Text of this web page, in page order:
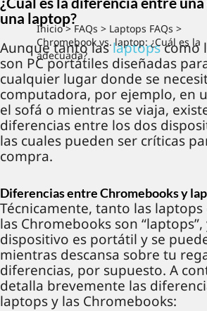
Inicio>FAQs> Laptops FAQs>
Chromebook vs. laptop: ¿Cuál es la
adecuada?
una laptop?
Aunque tanto laslaptopscomo
son PC portátiles diseñadas
cualquier lugar donde se
computadora, por ejemplo, en
el sofá o mientras se viaja,
diferencias entre los dos
las cuales pueden ser críticas
compra.
Diferencias entre Chromebooks y
Técnicamente, tanto las
las Chromebooks son
dispositivo es portátil y se
mientras descansa sobre tu
diferencias, por supuesto. A
detalla brevemente las
laptops y las Chromebooks: